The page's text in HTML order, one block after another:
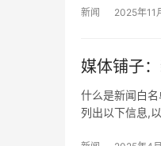
新闻 2025年11
媒体铺子
什么是新闻白
列出以下信息,